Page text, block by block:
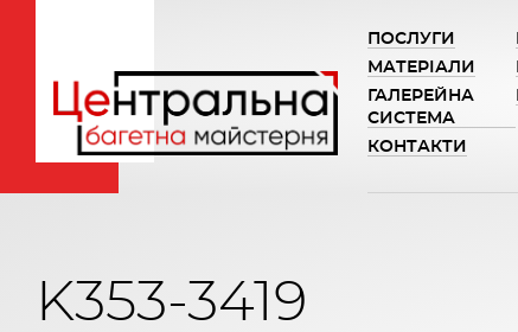
ПОСЛУГИ
МАТЕРІАЛИ
ГАЛЕРЕЙНА
СИСТЕМА
КОНТАКТИ
K353-3419